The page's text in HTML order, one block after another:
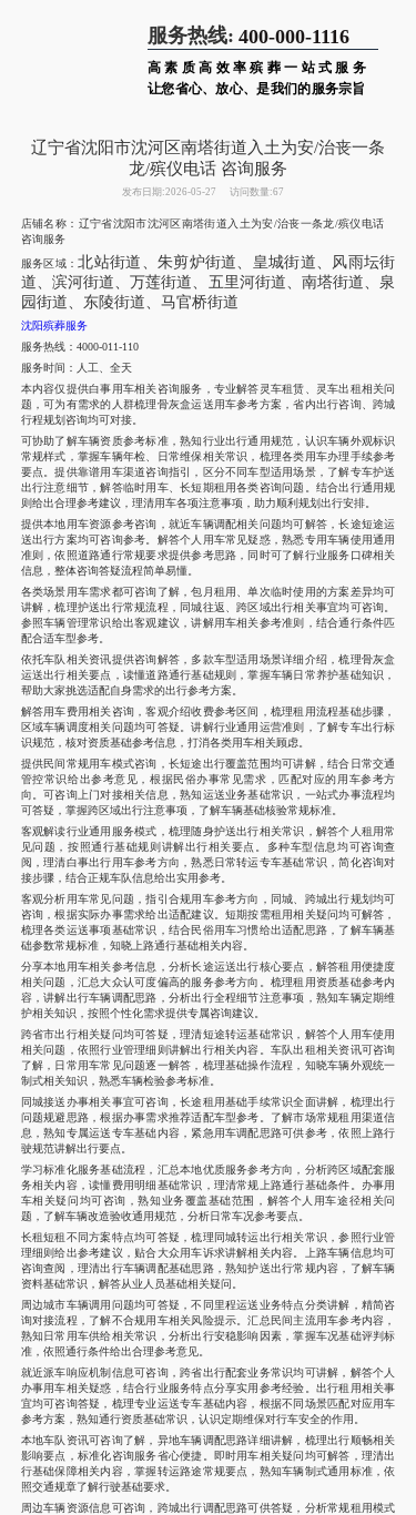
服务热线: 400-000-1116
高素质高效率殡葬一站式服务
让您省心、放心、是我们的服务宗旨
辽宁省沈阳市沈河区南塔街道入土为安/治丧一条
龙/殡仪电话 咨询服务
发布日期:2026-05-27 访问数量:67
店铺名称：辽宁省沈阳市沈河区南塔街道入土为安/治丧一条龙/殡仪电话
咨询服务
服务区域：北站街道、朱剪炉街道、皇城街道、风雨坛街
道、滨河街道、万莲街道、五里河街道、南塔街道、泉
园街道、东陵街道、马官桥街道
沈阳殡葬服务
服务热线：4000-011-110
服务时间：人工、全天
本内容仅提供白事用车相关咨询服务，专业解答灵车租赁、灵车出租相关问
题，可为有需求的人群梳理骨灰盒运送用车参考方案，省内出行咨询、跨城
行程规划咨询均可对接。
可协助了解车辆资质参考标准，熟知行业出行通用规范，认识车辆外观标识
常规样式，掌握车辆年检、日常维保相关常识，梳理各类用车办理手续参考
要点。提供靠谱用车渠道咨询指引，区分不同车型适用场景，了解专车护送
出行注意细节，解答临时用车、长短期租用各类咨询问题。结合出行通用规
则给出合理参考建议，理清用车各项注意事项，助力顺利规划出行安排。
提供本地用车资源参考咨询，就近车辆调配相关问题均可解答，长途短途运
送出行方案均可咨询参考。解答个人用车常见疑惑，熟悉专用车辆使用通用
准则，依照道路通行常规要求提供参考思路，同时可了解行业服务口碑相关
信息，整体咨询答疑流程简单易懂。
各类场景用车需求都可咨询了解，包月租用、单次临时使用的方案差异均可
讲解，梳理护送出行常规流程，同城往返、跨区域出行相关事宜均可咨询。
参照车辆管理常识给出客观建议，讲解用车相关参考准则，结合通行条件匹
配合适车型参考。
依托车队相关资讯提供咨询解答，多款车型适用场景详细介绍，梳理骨灰盒
运送出行相关要点，读懂道路通行基础规则，掌握车辆日常养护基础知识，
帮助大家挑选适配自身需求的出行参考方案。
解答用车费用相关咨询，客观介绍收费参考区间，梳理租用流程基础步骤，
区域车辆调度相关问题均可答疑。讲解行业通用运营准则，了解专车出行标
识规范，核对资质基础参考信息，打消各类用车相关顾虑。
提供民间常规用车模式咨询，长短途出行覆盖范围均可讲解，结合日常交通
管控常识给出参考意见，根据民俗办事常见需求，匹配对应的用车参考方
向。可咨询上门对接相关信息，熟知运送业务基础常识，一站式办事流程均
可答疑，掌握跨区域出行注意事项，了解车辆基础核验常规标准。
客观解读行业通用服务模式，梳理随身护送出行相关常识，解答个人租用常
见问题，按照通行基础规则讲解出行相关要点。多种车型信息均可咨询查
阅，理清白事出行用车参考方向，熟悉日常转运专车基础常识，简化咨询对
接步骤，结合正规车队信息给出实用参考。
客观分析用车常见问题，指引合规用车参考方向，同城、跨城出行规划均可
咨询，根据实际办事需求给出适配建议。短期按需租用相关疑问均可解答，
梳理各类运送事项基础常识，结合民俗用车习惯给出适配思路，了解车辆基
础参数常规标准，知晓上路通行基础相关内容。
分享本地用车相关参考信息，分析长途运送出行核心要点，解答租用便捷度
相关问题，汇总大众认可度偏高的服务参考方向。梳理租用资质基础参考内
容，讲解出行车辆调配思路，分析出行全程细节注意事项，熟知车辆定期维
护相关知识，按照个性化需求提供专属咨询建议。
跨省市出行相关疑问均可答疑，理清短途转运基础常识，解答个人用车使用
相关问题，依照行业管理细则讲解出行相关内容。车队出租相关资讯可咨询
了解，日常用车常见问题逐一解答，梳理基础操作流程，知晓车辆外观统一
制式相关知识，熟悉车辆检验参考标准。
同城接送办事相关事宜可咨询，长途租用基础手续常识全面讲解，梳理出行
问题规避思路，根据办事需求推荐适配车型参考。了解市场常规租用渠道信
息，熟知专属运送专车基础内容，紧急用车调配思路可供参考，依照上路行
驶规范讲解出行要点。
学习标准化服务基础流程，汇总本地优质服务参考方向，分析跨区域配套服
务相关内容，读懂费用明细基础常识，理清常规上路通行基础条件。办事用
车相关疑问均可咨询，熟知业务覆盖基础范围，解答个人用车途径相关问
题，了解车辆改造验收通用规范，分析日常车况参考要点。
长租短租不同方案特点均可答疑，梳理同城转运出行相关常识，参照行业管
理细则给出参考建议，贴合大众用车诉求讲解相关内容。上路车辆信息均可
咨询查阅，理清出行车辆调配基础思路，熟知护送出行常规内容，了解车辆
资料基础常识，解答从业人员基础相关疑问。
周边城市车辆调用问题均可答疑，不同里程运送业务特点分类讲解，精简咨
询对接流程，了解不合规用车相关风险提示。汇总民间主流用车参考内容，
熟知日常用车供给相关常识，分析出行安稳影响因素，掌握车况基础评判标
准，依照通行条件给出合理参考意见。
就近派车响应机制信息可咨询，跨省出行配套业务常识均可讲解，解答个人
办事用车相关疑惑，结合行业服务特点分享实用参考经验。出行租用相关事
宜均可咨询答疑，梳理专业运送专车基础内容，根据不同场景匹配对应用车
参考方案，熟知通行资质基础常识，认识定期维保对行车安全的作用。
本地车队资讯可咨询了解，异地车辆调配思路详细讲解，梳理出行顺畅相关
影响要点，标准化咨询服务省心便捷。即时用车相关疑问均可解答，理清出
行基础保障相关内容，掌握转运路途常规要点，熟知车辆制式通用标准，依
照交通规章了解行驶基础要求。
周边车辆资源信息可咨询，跨城出行调配思路可供答疑，分析常规租用模式